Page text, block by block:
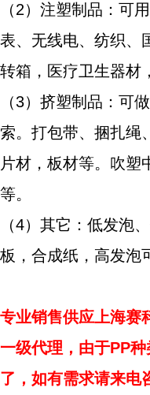
（2）注塑制品：可
表、无线电、纺织、
转箱，医疗卫生器材
（3）挤塑制品：可
索。打包带、捆扎绳
片材，板材等。吹塑
等。
（4）其它：低发泡
板，合成纸，高发泡
专业销售供应上海赛
一级代理，由于PP
了，如有需求请来电